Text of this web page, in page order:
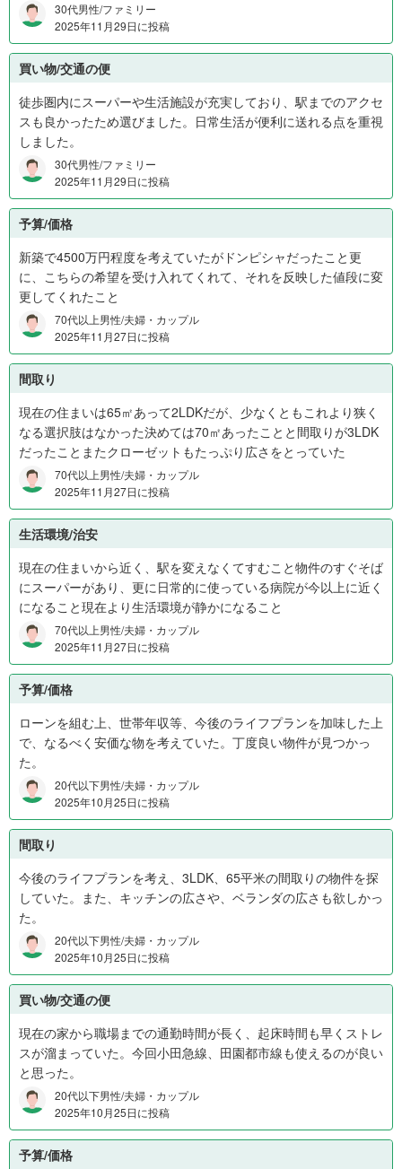
,
0
0
%
、
1
,
4
円
ら
1
,
6
万
0
%
、
1
0
万
円
以
、
答
0
30代男性/ファミリー
2025年11月29日に投稿
買い物/交通の便
徒歩圏内にスーパーや生活施設が充実しており、駅までのアクセ
スも良かったため選びました。日常生活が便利に送れる点を重視
しました。
30代男性/ファミリー
2025年11月29日に投稿
予算/価格
新築で4500万円程度を考えていたがドンピシャだったこと更
に、こちらの希望を受け入れてくれて、それを反映した値段に変
更してくれたこと
70代以上男性/夫婦・カップル
2025年11月27日に投稿
間取り
現在の住まいは65㎡あって2LDKだが、少なくともこれより狭く
なる選択肢はなかった決めては70㎡あったことと間取りが3LDK
だったことまたクローゼットもたっぷり広さをとっていた
70代以上男性/夫婦・カップル
2025年11月27日に投稿
生活環境/治安
現在の住まいから近く、駅を変えなくてすむこと物件のすぐそば
にスーパーがあり、更に日常的に使っている病院が今以上に近く
になること現在より生活環境が静かになること
70代以上男性/夫婦・カップル
2025年11月27日に投稿
予算/価格
ローンを組む上、世帯年収等、今後のライフプランを加味した上
で、なるべく安価な物を考えていた。丁度良い物件が見つかっ
た。
20代以下男性/夫婦・カップル
2025年10月25日に投稿
間取り
今後のライフプランを考え、3LDK、65平米の間取りの物件を探
していた。また、キッチンの広さや、ベランダの広さも欲しかっ
た。
20代以下男性/夫婦・カップル
2025年10月25日に投稿
買い物/交通の便
現在の家から職場までの通勤時間が長く、起床時間も早くストレ
スが溜まっていた。今回小田急線、田園都市線も使えるのが良い
と思った。
20代以下男性/夫婦・カップル
2025年10月25日に投稿
予算/価格